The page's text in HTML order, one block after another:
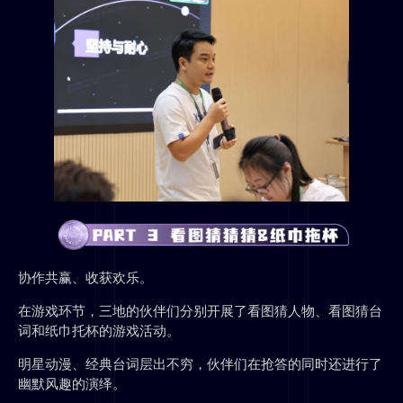
协作共赢、收获欢乐。
在游戏环节，三地的伙伴们分别开展了看图猜人物、看图猜台
词和纸巾托杯的游戏活动。
明星动漫、经典台词层出不穷，伙伴们在抢答的同时还进行了
幽默风趣的演绎。